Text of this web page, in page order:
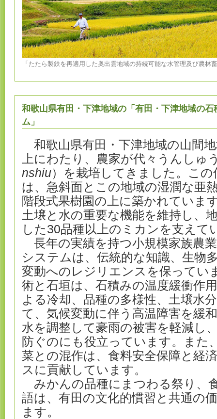
「たたら製鉄を再適用した奥出雲地域の持続可能な水管理及び農林
和歌山県有田・下津地域の「有田・下津地域の
ム」
和歌山県有田・下津地域の山間
上にわたり、農家が代々うんしゅ
nshiu）を栽培してきました。こ
は、急斜面とこの地域の湿潤な亜
階段式果樹園の上に築かれていま
土壌と水の重要な機能を維持し、
した30品種以上のミカンを支えて
長年の実績を持つ小規模家族農
システムは、伝統的な知識、生物
変動へのレジリエンスを保ってい
術と石垣は、石積みの温度緩衝作
よる冷却、品種の多様性、土壌水
て、気候変動に伴う高温障害を緩
水を調整して豪雨の被害を軽減し
防ぐのにも役立っています。また
菜との混作は、食料安全保障と経
スに貢献しています。
みかんの品種にまつわる祭り、
語は、有田の文化的慣習と共通の
ます。